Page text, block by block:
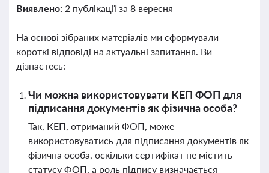
Виявлено: 2 публікації за 8 вересня
На основі зібраних матеріалів ми сформували
короткі відповіді на актуальні запитання. Ви
дізнаєтесь:
Чи можна використовувати КЕП ФОП для
підписання документів як фізична особа?
Так, КЕП, отриманий ФОП, може
використовуватись для підписання документів як
фізична особа, оскільки сертифікат не містить
статусу ФОП, а роль підпису визначається